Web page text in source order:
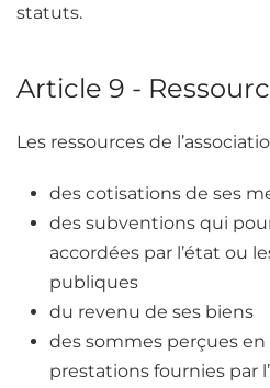
statuts.
Article 9 -
Les ressources de
des cotisations de ses
des subventions qui
accordées par l’état ou
publiques
du revenu de ses biens
des sommes perçues
prestations fournies par